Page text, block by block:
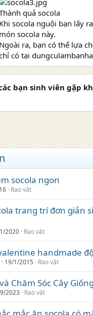
quả socola
Khi socola nguội bạn lấy
món socola này.
Ngoài ra, bạn có thể lựa
có tại
bạn sinh viên gặp
socola ngon
Rao vặt
trang trí đơn giản
2020 Rao vặt
handmade
19/1/2015 Rao vặt
Chăm Sóc Cây
2023 Rao vặt